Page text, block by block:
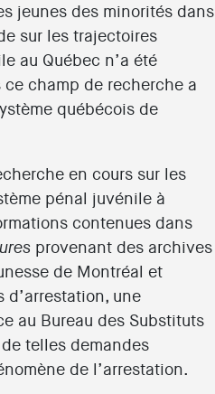
jeunes des minorités dans
sur les trajectoires
au Québec n’a été
ce champ de recherche a
québécois de
en cours sur les
pénal juvénile à
contenues dans
provenant des archives
de Montréal et
une
au Bureau des Substituts
telles demandes
de l’arrestation.